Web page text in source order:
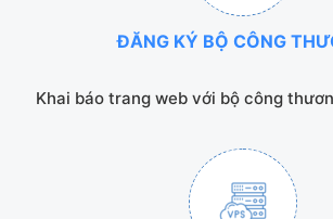
ĐĂNG KÝ BỘ CÔNG
Khai báo trang web với bộ công